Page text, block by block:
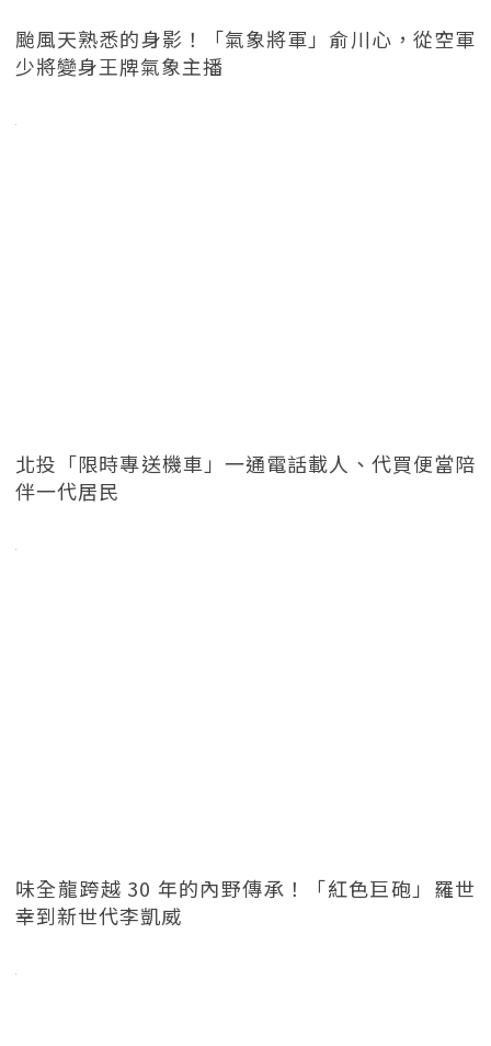
颱風天熟悉的身影！「氣象將軍」俞川心，從空軍
少將變身王牌氣象主播
北投「限時專送機車」一通電話載人、代買便當陪
伴一代居民
味全龍跨越 30 年的內野傳承！「紅色巨砲」羅世
幸到新世代李凱威